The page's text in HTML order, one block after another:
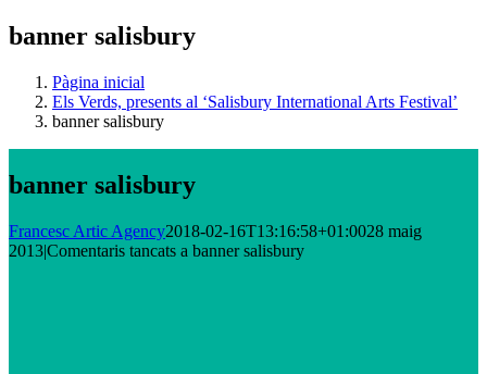
banner salisbury
Pàgina inicial
Els Verds, presents al ‘Salisbury International Arts Festival’
banner salisbury
banner salisbury
Francesc Artic Agency2018-02-16T13:16:58+01:0028 maig
2013|Comentaris tancats a banner salisbury